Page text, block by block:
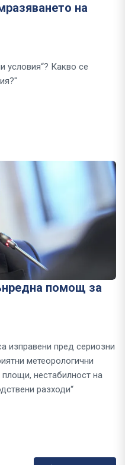
на
условия“? Какво се
помощ за
изправени пред сериозни
метеорологични
нестабилност на
разходи“